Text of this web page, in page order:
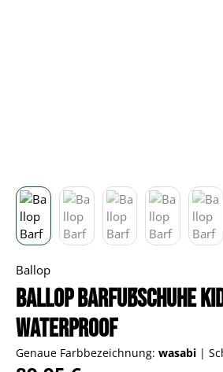
Ballop
Ballop Barfußschuhe
Waterproof
Genaue Farbbezeichnung: wasabi |
Regulärer Preis: